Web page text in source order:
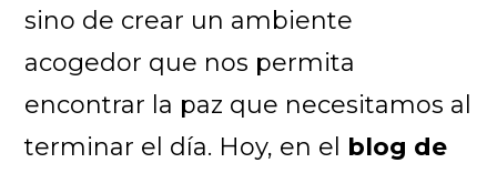
sino de crear un ambiente
acogedor que nos permita
encontrar la paz que necesitamos al
terminar el día. Hoy, en el blog de